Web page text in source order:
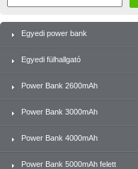
Egyedi power bank
Egyedi fülhallgató
Power Bank 2600mAh
Power Bank 3000mAh
Power Bank 4000mAh
Power Bank 5000mAh felett